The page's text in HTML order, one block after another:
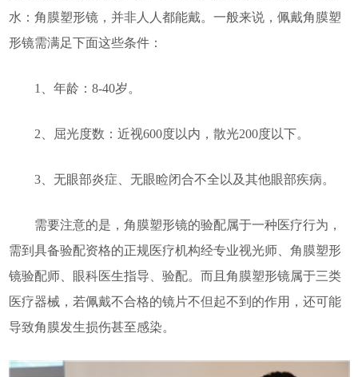
水：角膜塑形镜，并非人人都能戴。一般来说，佩戴角膜塑
形镜需满足下面这些条件：
1、年龄：8-40岁。
2、屈光度数：近视600度以内，散光200度以下。
3、无眼部炎症、无眼睑闭合不全以及其他眼部疾病。
需要注意的是，角膜塑形镜的验配属于一种医疗行为，
需到具备验配资格的正规医疗机构经专业视光师、角膜塑形
镜验配师、眼科医生指导、验配。而且角膜塑形镜属于三类
医疗器械，若佩戴不合格的镜片不但起不到的作用，还可能
导致角膜发生损伤甚至感染。